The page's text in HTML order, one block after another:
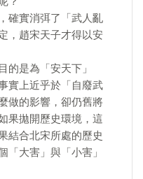
確實消弭了「武人亂
，趙宋天子才得以安
的是為「安天下」
實上近乎於「自廢武
做的影響，卻仍舊將
果拋開歷史環境，這
結合北宋所處的歷史
「大害」與「小害」